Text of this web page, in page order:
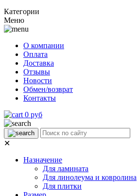
Категории
Меню
О компании
Оплата
Доставка
Отзывы
Новости
Обмен/возврат
Контакты
0 руб
✕
Назначение
Для ламината
Для линолеума и ковролина
Для плитки